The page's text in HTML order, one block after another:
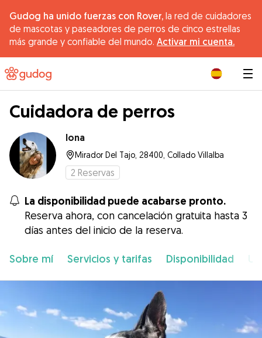
Gudog ha unido fuerzas con Rover, la red de cuidadores
de mascotas y paseadores de perros de cinco estrellas
más grande y confiable del mundo. Activar mi cuenta.
Cuidadora de perros
Iona
Mirador Del Tajo, 28400, Collado Villalba
2 Reservas
La disponibilidad puede acabarse pronto.
Reserva ahora, con cancelación gratuita hasta 3
días antes del inicio de la reserva.
Sobre mí Servicios y tarifas Disponibilidad